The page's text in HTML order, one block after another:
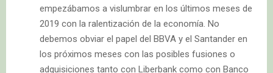
empezábamos a vislumbrar en los últimos meses de
2019 con la ralentización de la economía. No
debemos obviar el papel del BBVA y el Santander en
los próximos meses con las posibles fusiones o
adquisiciones tanto con Liberbank como con Banco